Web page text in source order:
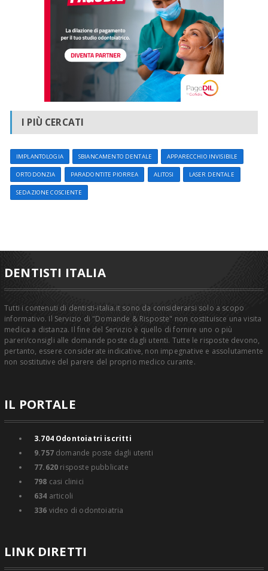
I PIÙ CERCATI
IMPLANTOLOGIA SBIANCAMENTO DENTALE APPARECCHIO INVISIBILE
ORTODONZIA PARADONTITE PIORREA ALITOSI LASER DENTALE
SEDAZIONE COSCIENTE
DENTISTI ITALIA
Tutti i contenuti di dentisti-italia.it sono da considerarsi solo a scopo
informativo. Il Servizio di "Domande & Risposte" non costituisce una visita
medica a distanza. Il fine del Servizio è quello di fornire uno o più
pareri/consigli alle domande poste dagli utenti. Tutte le risposte devono,
pertanto, essere considerate indicative, non impegnative e assolutamente
non sostitutive del parere del proprio medico curante.
IL PORTALE
3.704Odontoiatri iscritti
9.757domande poste dagli utenti
77.620 risposte pubblicate
798 casi clinici
634 articoli
336 video di odontoiatria
LINK DIRETTI